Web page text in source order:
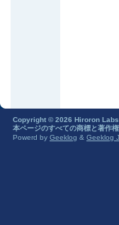
Copyright © 2026 Hiroron Labs
本ページのすべての商標と著作
Powerd by Geeklog & Geeklog